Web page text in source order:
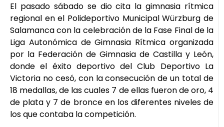
El pasado sábado se dio cita la gimnasia rítmica
regional en el Polideportivo Municipal Würzburg de
Salamanca con la celebración de la Fase Final de la
Liga Autonómica de Gimnasia Rítmica organizada
por la Federación de Gimnasia de Castilla y León,
donde el éxito deportivo del Club Deportivo La
Victoria no cesó, con la consecución de un total de
18 medallas, de las cuales 7 de ellas fueron de oro, 4
de plata y 7 de bronce en los diferentes niveles de
los que contaba la competición.